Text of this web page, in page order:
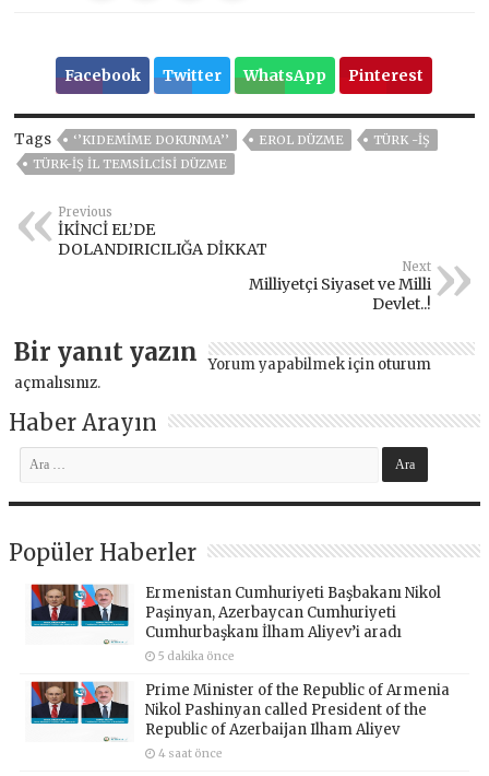
Facebook Twitter WhatsApp Pinterest
Tags ‘’KIDEMİME DOKUNMA’’ EROL DÜZME
TÜRK -İŞ
TÜRK-İŞ İL TEMSİLCİSİ DÜZME
Previous
İKİNCİ EL’DE
DOLANDIRICILIĞA DİKKAT
Next
Milliyetçi Siyaset ve Milli
Devlet..!
Bir yanıt yazın Yorum yapabilmek için oturum
açmalısınız.
Haber Arayın
Popüler Haberler
Ermenistan Cumhuriyeti Başbakanı Nikol
Paşinyan, Azerbaycan Cumhuriyeti
Cumhurbaşkanı İlham Aliyev’i aradı
5 dakika önce
Prime Minister of the Republic of Armenia
Nikol Pashinyan called President of the
Republic of Azerbaijan Ilham Aliyev
4 saat önce